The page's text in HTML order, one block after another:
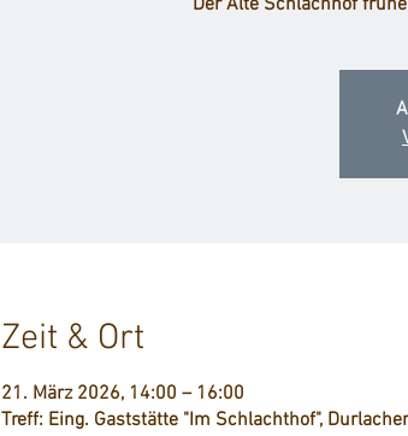
Der Alte Schlachhof
Zeit & Ort
21. März 2026, 14:00 – 16:00
Treff: Eing. Gaststätte "Im Schlachthof",